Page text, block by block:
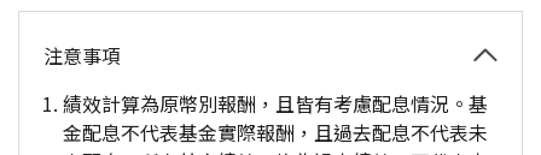
注意事項
績效計算為原幣別報酬，且皆有考慮配息情況。基
金配息不代表基金實際報酬，且過去配息不代表未